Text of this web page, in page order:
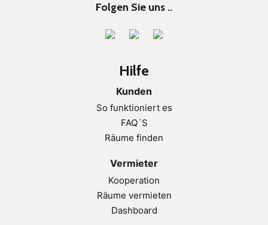
Folgen Sie uns ..
Hilfe
Kunden
So funktioniert es
FAQ´S
Räume finden
Vermieter
Kooperation
Räume vermieten
Dashboard